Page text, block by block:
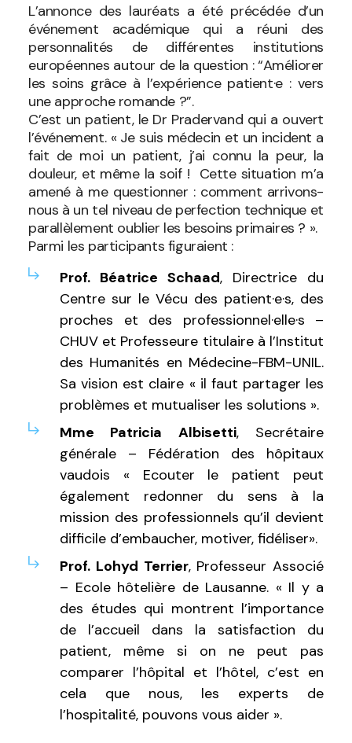
L’annonce des lauréats a été précédée d’un
événement académique qui a réuni des
personnalités de différentes institutions
européennes autour de la question : “Améliorer
les soins grâce à l’expérience patient·e : vers
une approche romande ?”.
C’est un patient, le Dr Pradervand qui a ouvert
l’événement. « Je suis médecin et un incident a
fait de moi un patient, j’ai connu la peur, la
douleur, et même la soif ! Cette situation m’a
amené à me questionner : comment arrivons-
nous à un tel niveau de perfection technique et
parallèlement oublier les besoins primaires ? ».
Parmi les participants figuraient :
Prof. Béatrice Schaad, Directrice du
Centre sur le Vécu des patient·e·s, des
proches et des professionnel·elle·s –
CHUV et Professeure titulaire à l’Institut
des Humanités en Médecine-FBM-UNIL.
Sa vision est claire « il faut partager les
problèmes et mutualiser les solutions ».
Mme Patricia Albisetti, Secrétaire
générale – Fédération des hôpitaux
vaudois « Ecouter le patient peut
également redonner du sens à la
mission des professionnels qu’il devient
difficile d’embaucher, motiver, fidéliser».
Prof. Lohyd Terrier, Professeur Associé
– Ecole hôtelière de Lausanne. « Il y a
des études qui montrent l’importance
de l’accueil dans la satisfaction du
patient, même si on ne peut pas
comparer l’hôpital et l’hôtel, c’est en
cela que nous, les experts de
l’hospitalité, pouvons vous aider ».